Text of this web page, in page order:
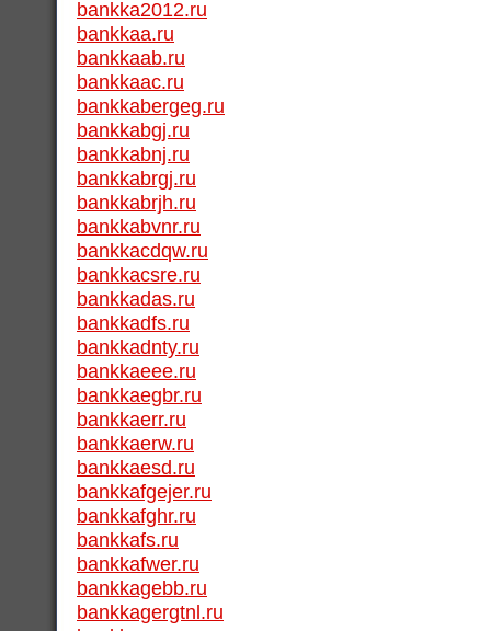
bankka2012.ru
bankkaa.ru
bankkaab.ru
bankkaac.ru
bankkabergeg.ru
bankkabgj.ru
bankkabnj.ru
bankkabrgj.ru
bankkabrjh.ru
bankkabvnr.ru
bankkacdqw.ru
bankkacsre.ru
bankkadas.ru
bankkadfs.ru
bankkadnty.ru
bankkaeee.ru
bankkaegbr.ru
bankkaerr.ru
bankkaerw.ru
bankkaesd.ru
bankkafgejer.ru
bankkafghr.ru
bankkafs.ru
bankkafwer.ru
bankkagebb.ru
bankkagergtnl.ru